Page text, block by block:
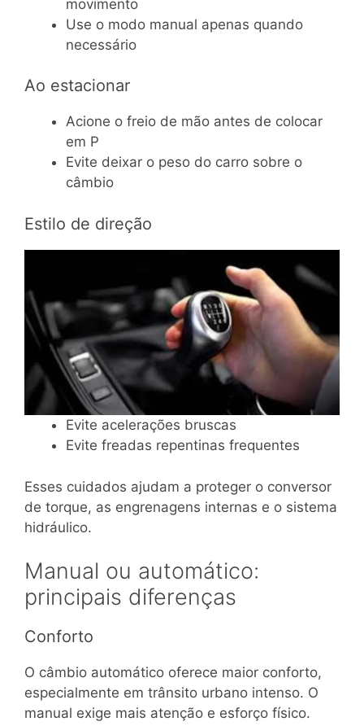
movimento
Use o modo manual apenas quando
necessário
Ao estacionar
Acione o freio de mão antes de colocar
em P
Evite deixar o peso do carro sobre o
câmbio
Estilo de direção
Evite acelerações bruscas
Evite freadas repentinas frequentes
Esses cuidados ajudam a proteger o conversor
de torque, as engrenagens internas e o sistema
hidráulico.
Manual ou automático:
principais diferenças
Conforto
O câmbio automático oferece maior conforto,
especialmente em trânsito urbano intenso. O
manual exige mais atenção e esforço físico.